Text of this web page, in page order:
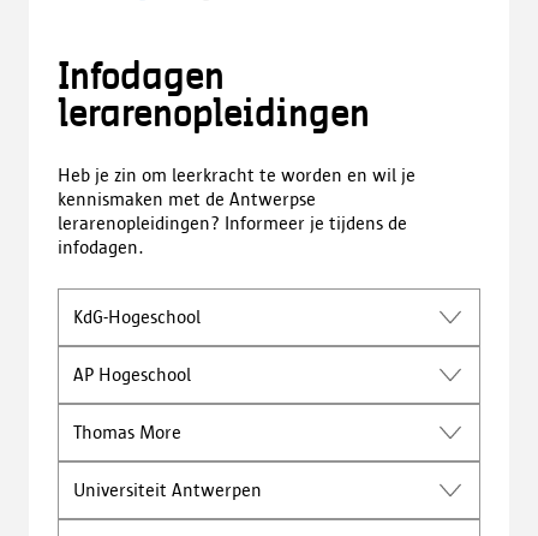
Infodagen
lerarenopleidingen
Heb je zin om leerkracht te worden en wil je
kennismaken met de Antwerpse
lerarenopleidingen? Informeer je tijdens de
infodagen.
KdG-Hogeschool
AP Hogeschool
Thomas More
Universiteit Antwerpen